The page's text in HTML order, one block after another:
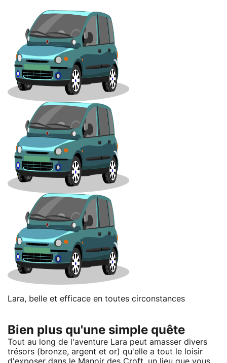
Lara, belle et efficace en toutes circonstances
Bien plus qu'une simple quête
Tout au long de l'aventure Lara peut amasser divers
trésors (bronze, argent et or) qu'elle a tout le loisir
d'exposer dans le Manoir des Croft, un lieu que vous